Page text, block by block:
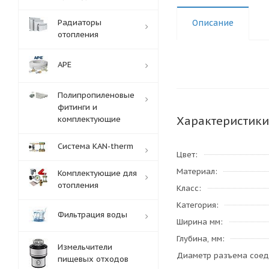
Описание
Характеристики
Цвет
Материал
Класс
Категория
Ширина мм
Глубина, мм
Диаметр разъема
Радиаторы
отопления
APE
Полипропиленовые
фитинги и
комплектующие
Система KAN-therm
Комплектующие для
отопления
Фильтрация воды
Измельчители
пищевых отходов